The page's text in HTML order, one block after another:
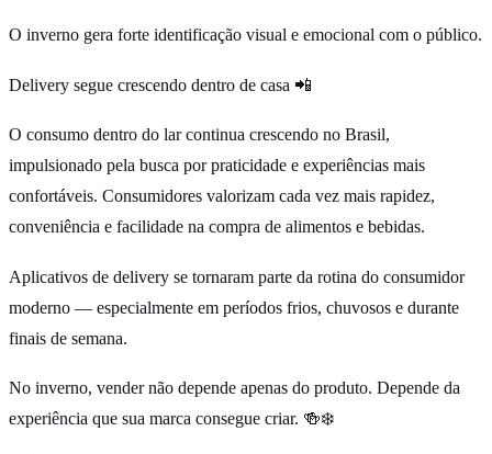
O inverno gera forte identificação visual e emocional com o público.
Delivery segue crescendo dentro de casa 📲
O consumo dentro do lar continua crescendo no Brasil,
impulsionado pela busca por praticidade e experiências mais
confortáveis. Consumidores valorizam cada vez mais rapidez,
conveniência e facilidade na compra de alimentos e bebidas.
Aplicativos de delivery se tornaram parte da rotina do consumidor
moderno — especialmente em períodos frios, chuvosos e durante
finais de semana.
No inverno, vender não depende apenas do produto. Depende da
experiência que sua marca consegue criar. 🍻❄️